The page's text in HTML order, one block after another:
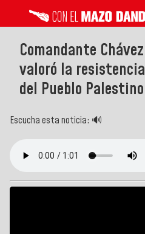
Comandante Chávez
valoró la resistencia
del Pueblo Palestino
Escucha esta noticia: 🔊